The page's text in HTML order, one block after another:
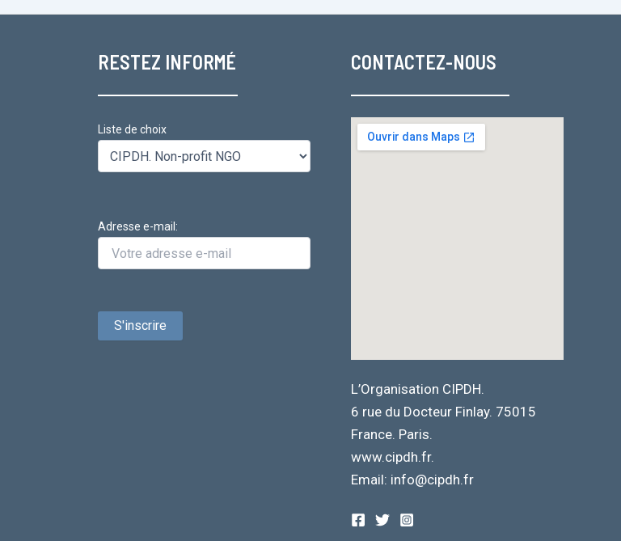
RESTEZ INFORMÉ
Liste de choix
Adresse e-mail:
CONTACTEZ-NOUS
L’Organisation CIPDH.
6 rue du Docteur Finlay. 75015
France. Paris.
www.cipdh.fr.
Email: info@cipdh.fr